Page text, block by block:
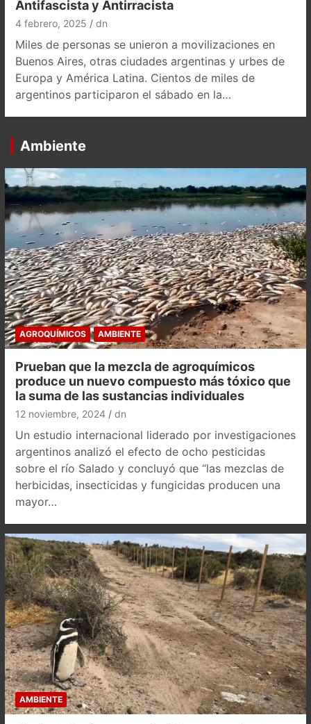
Antifascista y Antirracista
4 febrero, 2025 dn
Miles de personas se unieron a movilizaciones en
Buenos Aires, otras ciudades argentinas y urbes de
Europa y América Latina. Cientos de miles de
argentinos participaron el sábado en la…
Ambiente
AGROQUÍMICOS AMBIENTE
Prueban que la mezcla de agroquímicos
produce un nuevo compuesto más tóxico que
la suma de las sustancias individuales
12 noviembre, 2024 dn
Un estudio internacional liderado por investigaciones
argentinos analizó el efecto de ocho pesticidas
sobre el río Salado y concluyó que “las mezclas de
herbicidas, insecticidas y fungicidas producen una
mayor…
AMBIENTE